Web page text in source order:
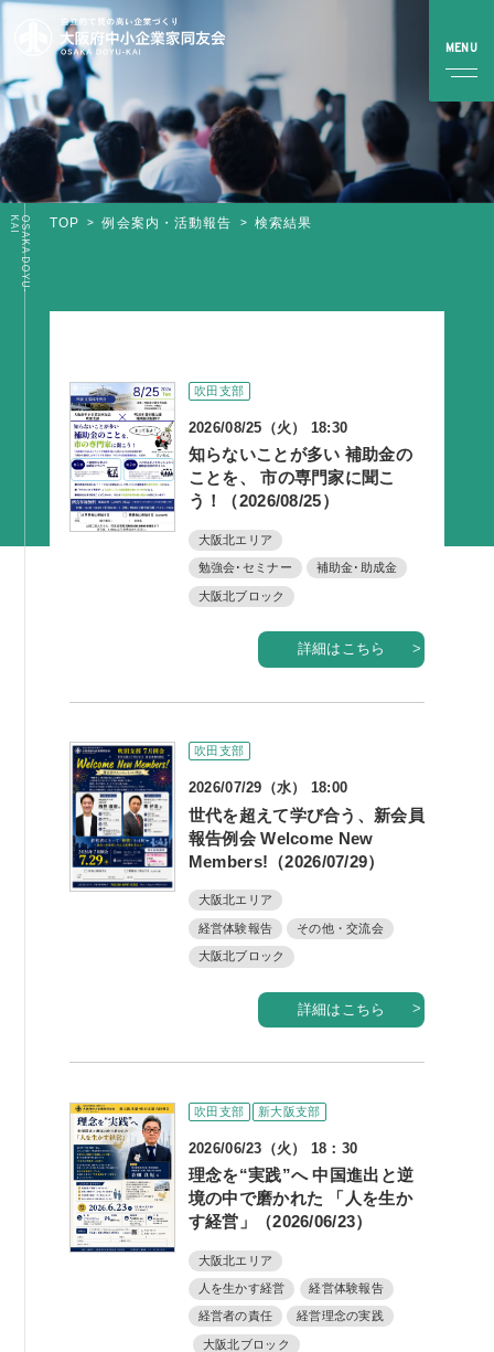
調査・資料・提言
部会活動
同好会活動
その他の活動
同友会の地域づくり
例会案内・活動報告
入会案内
事務局のご案内
TOP 例会案内・活動報告 検索結果
O
S
A
K
A
D
O
Y
U
-
K
A
I
吹田支部
2026/08/25（火） 18:30
知らないことが多い 補助金の
ことを、 市の専門家に聞こ
う！（2026/08/25）
大阪北エリア
勉強会･セミナー 補助金･助成金
大阪北ブロック
詳細はこちら
吹田支部
2026/07/29（水） 18:00
世代を超えて学び合う、新会員
報告例会 Welcome New
Members!（2026/07/29）
大阪北エリア
経営体験報告 その他・交流会
大阪北ブロック
詳細はこちら
吹田支部 新大阪支部
2026/06/23（火） 18：30
理念を“実践”へ 中国進出と逆
境の中で磨かれた 「人を生か
す経営」（2026/06/23）
大阪北エリア
人を生かす経営 経営体験報告
経営者の責任 経営理念の実践
大阪北ブロック